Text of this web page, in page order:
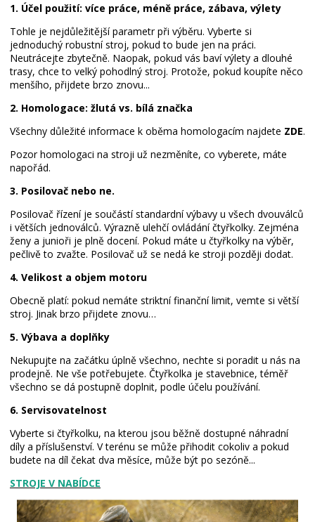
1. Účel použití: více práce, méně práce, zábava, výlety
Tohle je nejdůležitější parametr při výběru. Vyberte si
jednoduchý robustní stroj, pokud to bude jen na práci.
Neutrácejte zbytečně. Naopak, pokud vás baví výlety a dlouhé
trasy, chce to velký pohodlný stroj. Protože, pokud koupíte něco
menšího, přijdete brzo znovu...
2. Homologace: žlutá vs. bílá značka
Všechny důležité informace k oběma homologacím najdete ZDE.
Pozor homologaci na stroji už nezměníte, co vyberete, máte
napořád.
3. Posilovač nebo ne.
Posilovač řízení je součástí standardní výbavy u všech dvouválců
i větších jednoválců. Výrazně ulehčí ovládání čtyřkolky. Zejména
ženy a junioři je plně docení. Pokud máte u čtyřkolky na výběr,
pečlivě to zvažte. Posilovač už se nedá ke stroji později dodat.
4. Velikost a objem motoru
Obecně platí: pokud nemáte striktní finanční limit, vemte si větší
stroj. Jinak brzo přijdete znovu…
5. Výbava a doplňky
Nekupujte na začátku úplně všechno, nechte si poradit u nás na
prodejně. Ne vše potřebujete. Čtyřkolka je stavebnice, téměř
všechno se dá postupně doplnit, podle účelu používání.
6. Servisovatelnost
Vyberte si čtyřkolku, na kterou jsou běžně dostupné náhradní
díly a příslušenství. V terénu se může přihodit cokoliv a pokud
budete na díl čekat dva měsíce, může být po sezóně...
STROJE V NABÍDCE